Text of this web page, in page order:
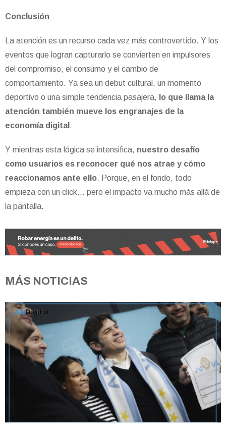
Conclusión
La atención es un recurso cada vez más controvertido. Y los
eventos que logran capturarlo se convierten en impulsores
del compromiso, el consumo y el cambio de
comportamiento. Ya sea un debut cultural, un momento
deportivo o una simple tendencia pasajera,
lo que llama la
atención también mueve los engranajes de la
economía digital .
Y mientras esta lógica se intensifica, nuestro desafío
como usuarios es reconocer qué nos atrae y cómo
reaccionamos ante ello. Porque, en el fondo, todo
empieza con un click… pero el impacto va mucho más allá de
la pantalla.
MÁS NOTICIAS